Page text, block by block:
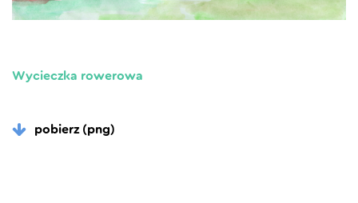
Wycieczka rowerowa
pobierz (png)